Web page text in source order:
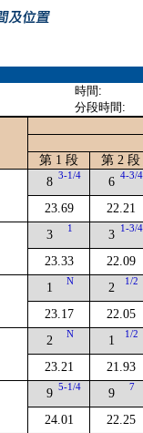
時間:
分段時間:
第 1 段
第 2 段
8 3-1/4
23.69
6 4-3/4
22.21
3 1
23.33
3 1-3/4
22.09
1 N
23.17
2 1/2
22.05
2 N
23.21
1 1/2
21.93
9 5-1/4
24.01
9 7
22.25